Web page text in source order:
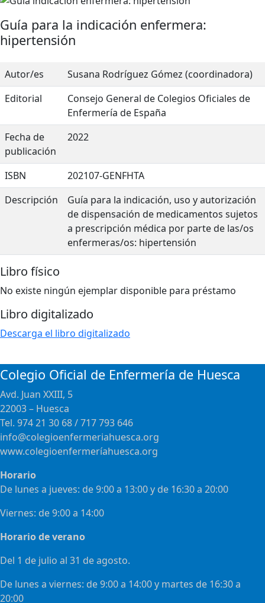
Guía para la indicación enfermera:
hipertensión
Autor/es
Susana Rodríguez Gómez (coordinadora)
Editorial
Consejo General de Colegios Oficiales de
Enfermería de España
Fecha de
publicación
2022
ISBN
202107-GENFHTA
Descripción
Guía para la indicación, uso y autorización
de dispensación de medicamentos sujetos
a prescripción médica por parte de las/os
enfermeras/os: hipertensión
Libro físico
No existe ningún ejemplar disponible para préstamo
Libro digitalizado
Descarga el libro digitalizado
Colegio Oficial de Enfermería de Huesca
Avd. Juan XXIII, 5
22003 – Huesca
Tel. 974 21 30 68 / 717 793 646
info@colegioenfermeriahuesca.org
www.colegioenfermeríahuesca.org
Horario
De lunes a jueves: de 9:00 a 13:00 y de 16:30 a 20:00
Viernes: de 9:00 a 14:00
Horario de verano
Del 1 de julio al 31 de agosto.
De lunes a viernes: de 9:00 a 14:00 y martes de 16:30 a
20:00